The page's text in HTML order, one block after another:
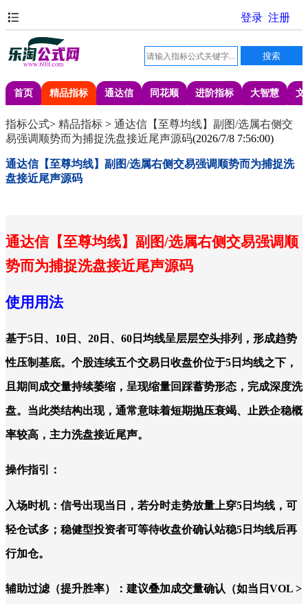
首页 精品指标 通达信 同花顺 进阶指标 大智慧 文
指标公式> 精品指标 > 通达信【至尊均线】副图/选属右侧交
易强调顺势而为捕捉洗盘接近尾声源码(2026/7/8 7:56:00)
通达信【至尊均线】副图/选属右侧交易强调顺势而为捕捉洗
盘接近尾声源码
通达信【至尊均线】副图/选属右侧交易强调顺
势而为捕捉洗盘接近尾声源码
使用用法
基于5日、10日、20日、60日均线呈层层空头排列，形成趋势
性压制基底。个股连续五个交易日收盘价位于5日均线之下，
且期间成交量持续萎缩，呈现缩量回踩蓄势形态，完成深度洗
盘。当此类结构出现，通常意味着短期抛压衰竭、止跌企稳概
率较高，主力洗盘接近尾声。
操作指引：
入场时机：信号出现当日，若分时走势放量上穿5日均线，可
轻仓试多；稳健型投资者可等待收盘价确认站稳5日均线后再
行加仓。
辅助过滤（提升胜率）：建议叠加成交量确认（如当日VOL >